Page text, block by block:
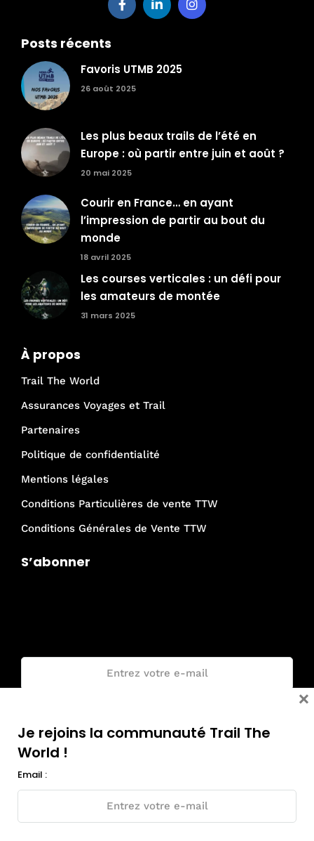
Posts récents
Favoris UTMB 2025
26 août 2025
Les plus beaux trails de l’été en
Europe : où partir entre juin et août ?
20 mai 2025
Courir en France… en ayant
l’impression de partir au bout du
monde
18 avril 2025
Les courses verticales : un défi pour
les amateurs de montée
31 mars 2025
À propos
Trail The World
Assurances Voyages et Trail
Partenaires
Politique de confidentialité
Mentions légales
Conditions Particulières de vente TTW
Conditions Générales de Vente TTW
S’abonner
Je rejoins la communauté Trail The
World !
Email :
×